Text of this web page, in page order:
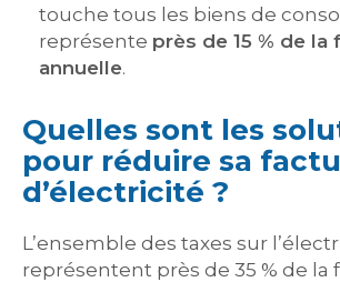
touche tous les biens de
représente près de 15 % de la
annuelle.
Quelles sont les
pour réduire sa
d’électricité ?
L’ensemble des taxes sur
représentent près de 35 % de la